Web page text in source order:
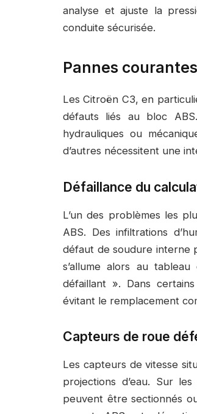
analyse et ajuste la
conduite sécurisée.
Pannes
Les Citroën C3, en
défauts liés au bloc
hydrauliques ou
d’autres nécessitent une
Défaillance du
L’un des problèmes les
ABS. Des infiltrations
défaut de soudure interne
s’allume alors au
défaillant ». Dans
évitant le remplacement
Capteurs de roue
Les capteurs de vitesse
projections d’eau. Sur
peuvent être sectionnés